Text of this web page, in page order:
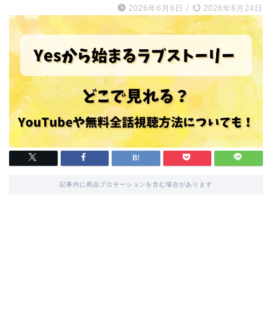
2026年6月6日 / 2026年6月24日
記事内に商品プロモーションを含む場合があります